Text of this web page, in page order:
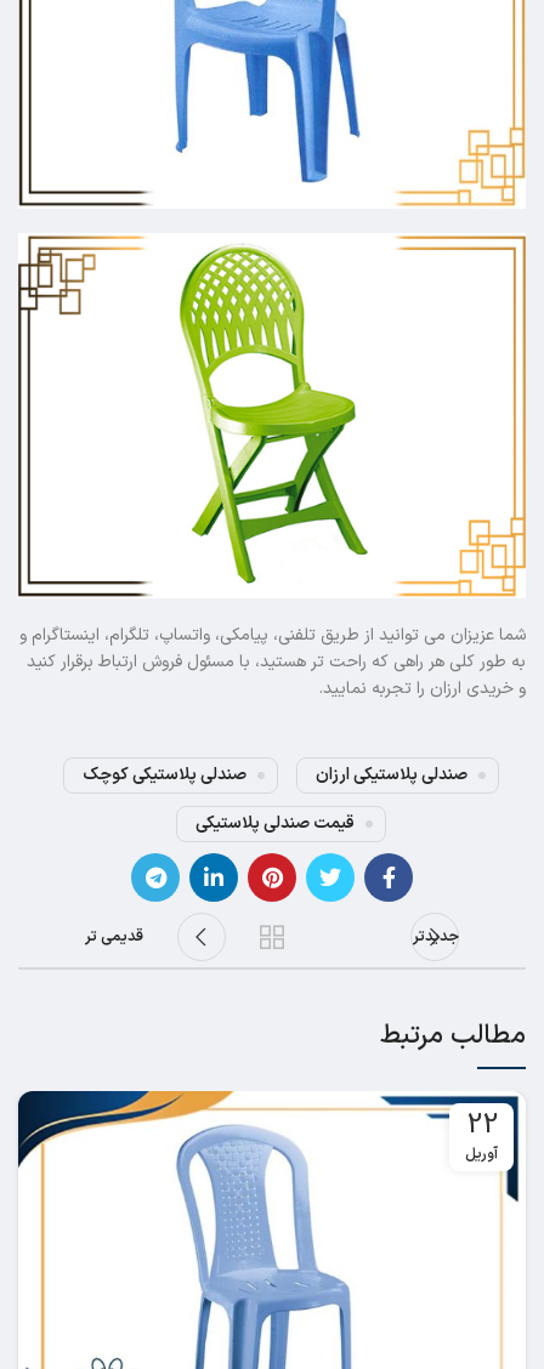
شما عزیزان می توانید از طریق تلفنی، پیامکی، واتساپ، تلگرام، اینستاگرام و
به طور کلی هر راهی که راحت تر هستید، با مسئول فروش ارتباط برقرار کنید
و خریدی ارزان را تجربه نمایید.
صندلی پلاستیکی ارزان
صندلی پلاستیکی کوچک
قیمت صندلی پلاستیکی
جدیدتر قدیمی تر
مطالب مرتبط
22
آوریل